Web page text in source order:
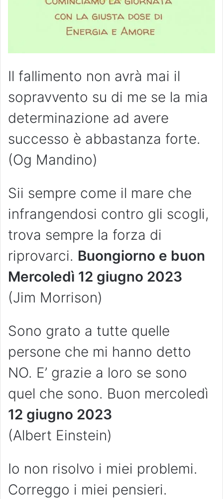
Il fallimento non avrà mai il
sopravvento su di me se la mia
determinazione ad avere
successo è abbastanza forte.
(Og Mandino)
Sii sempre come il mare che
infrangendosi contro gli scogli,
trova sempre la forza di
riprovarci. Buongiorno e buon
Mercoledì 12 giugno 2023
(Jim Morrison)
Sono grato a tutte quelle
persone che mi hanno detto
NO. E’ grazie a loro se sono
quel che sono. Buon mercoledì
12 giugno 2023
(Albert Einstein)
Io non risolvo i miei problemi.
Correggo i miei pensieri.